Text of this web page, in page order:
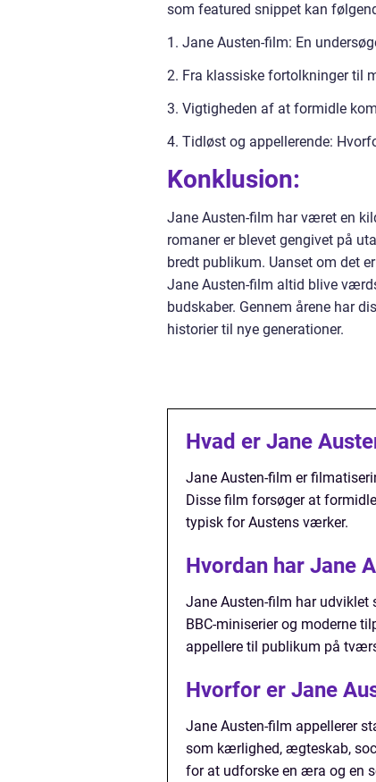
som featured snippet kan
1. Jane Austen-film: En
2. Fra klassiske fortolkninger til
3. Vigtigheden af at formidle
4. Tidløst og appellerende:
Konklusion:
Jane Austen-film har været en
romaner er blevet gengivet på
bredt publikum. Uanset om det
Jane Austen-film altid blive
budskaber. Gennem årene har
historier til nye generationer.
Hvad er Jane
Jane Austen-film er
Disse film forsøger at
typisk for Austens værker.
Hvordan har Jane
Jane Austen-film har
BBC-miniserier og moderne
appellere til publikum på
Hvorfor er Jane
Jane Austen-film appellerer
som kærlighed, ægteskab,
for at udforske en æra og en